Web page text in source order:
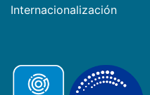
Internacionalización